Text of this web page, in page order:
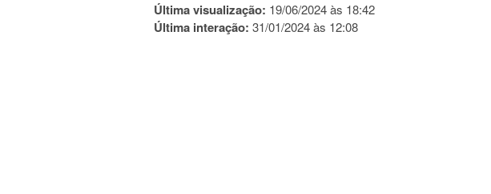
Última visualização: 19/06/2024 às 18:42
Última interação: 31/01/2024 às 12:08